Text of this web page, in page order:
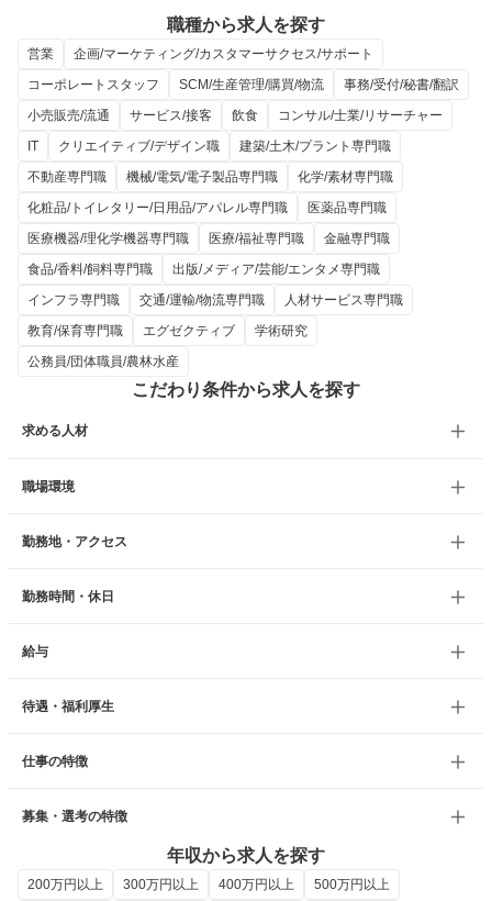
職種から求人を探す
営業
企画/マーケティング/カスタマーサクセス/サポート
コーポレートスタッフ
SCM/生産管理/購買/物流
事務/受付/秘書/翻訳
小売販売/流通
サービス/接客 飲食
コンサル/士業/リサーチャー
IT
クリエイティブ/デザイン職
建築/土木/プラント専門職
不動産専門職
機械/電気/電子製品専門職
化学/素材専門職
化粧品/トイレタリー/日用品/アパレル専門職
医薬品専門職
医療機器/理化学機器専門職
医療/福祉専門職
金融専門職
食品/香料/飼料専門職
出版/メディア/芸能/エンタメ専門職
インフラ専門職
交通/運輸/物流専門職
人材サービス専門職
教育/保育専門職
エグゼクティブ
学術研究
公務員/団体職員/農林水産
こだわり条件から求人を探す
求める人材
職場環境
勤務地・アクセス
勤務時間・休日
給与
待遇・福利厚生
仕事の特徴
募集・選考の特徴
年収から求人を探す
200万円以上 300万円以上 400万円以上 500万円以上